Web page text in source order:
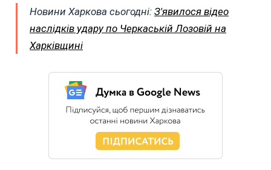
Новини Харкова сьогодні: З'явилося відео
наслідків удару по Черкаській Лозовій на
Харківщині